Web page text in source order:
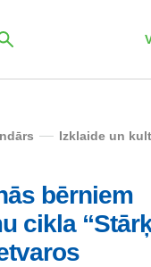
Izklaide un
bērniem
cikla